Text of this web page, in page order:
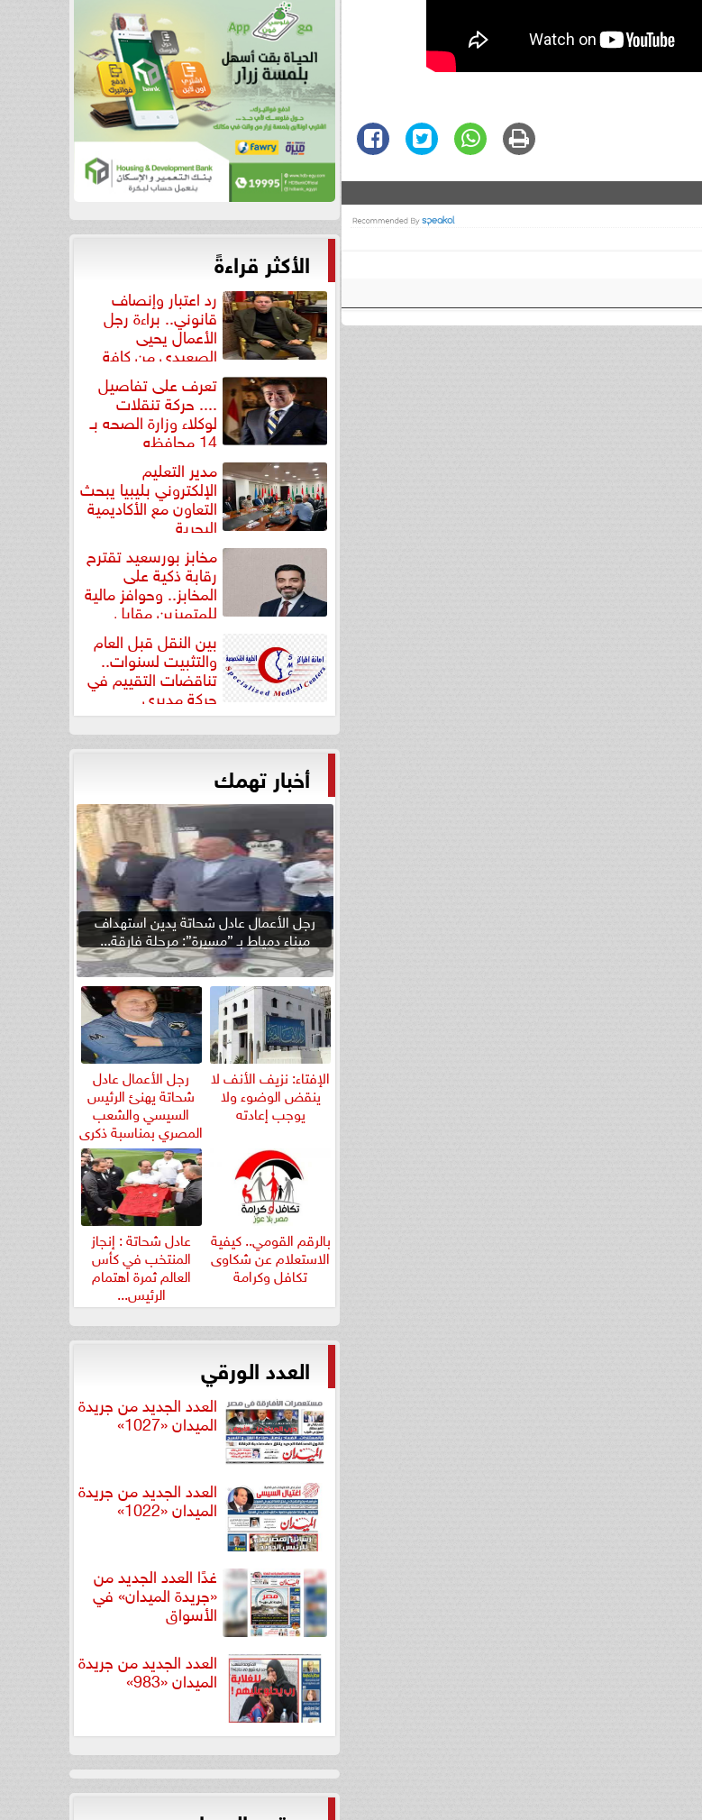
الأكثر قراءةً
رد اعتبار وإنصاف
قانوني.. براءة رجل
الأعمال يحيى
الصعيدي من كافة
التهم... تعرف على تفاصيل
.... حركة تنقلات
لوكلاء وزارة الصحه بـ
14 محافظه
مدير التعليم
الإلكتروني بليبيا يبحث
التعاون مع الأكاديمية
البحرية
مخابز بورسعيد تقترح
رقابة ذكية على
المخابز.. وحوافز مالية
للمتميزين مقابل
بين النقل قبل العام
والتثبيت لسنوات..
تناقضات التقييم في
حركة مديري
”مستشفيات...
أخبار تهمك
رجل الأعمال عادل شحاتة يدين استهداف
ميناء دمياط بـ ”مسيرة”: مرحلة فارقة...
الإفتاء: نزيف الأنف لا
ينقض الوضوء ولا
يوجب إعادته
رجل الأعمال عادل
شحاتة يهنئ الرئيس
السيسي والشعب
المصري بمناسبة ذكرى
ثورة...
بالرقم القومي.. كيفية
الاستعلام عن شكاوى
تكافل وكرامة
عادل شحاتة : إنجاز
المنتخب في كأس
العالم ثمرة اهتمام
الرئيس...
العدد الورقي
العدد الجديد من جريدة
الميدان «1027»
العدد الجديد من جريدة
الميدان «1022»
غدًا العدد الجديد من
«جريدة الميدان» في
الأسواق
العدد الجديد من جريدة
الميدان «983»